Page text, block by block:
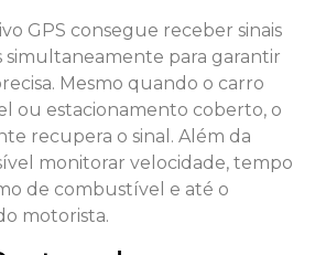
GPS consegue receber sinais
simultaneamente para garantir
Mesmo quando o carro
ou estacionamento coberto, o
recupera o sinal. Além da
monitorar velocidade, tempo
de combustível e até o
motorista.